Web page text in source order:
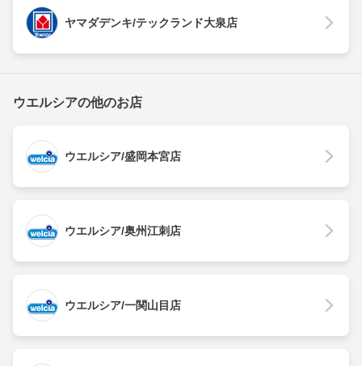
ヤマダデンキ/テックランド大泉店
ウエルシアの他のお店
ウエルシア/盛岡本宮店
ウエルシア/奥州江刺店
ウエルシア/一関山目店